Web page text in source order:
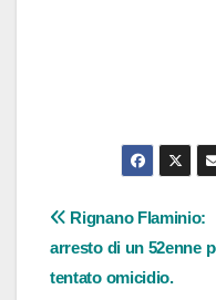
articoli
Rignano Flaminio:
arresto di un 52enne
tentato omicidio.